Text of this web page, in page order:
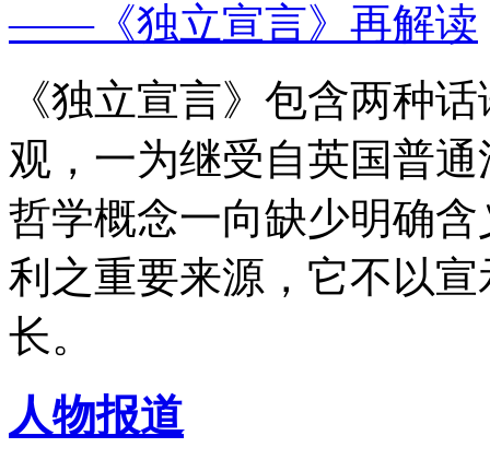
——《独立宣言》再解读
《独立宣言》包含两种
观，一为继受自英国普
哲学概念一向缺少明确
利之重要来源，它不以
长。
人物报道